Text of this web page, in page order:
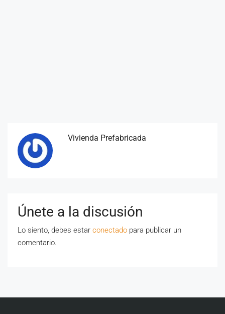
Vivienda Prefabricada
Únete a la discusión
Lo siento, debes estar conectado para publicar un
comentario.